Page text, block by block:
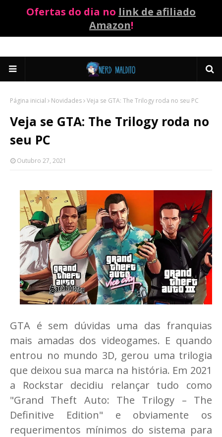
Ofertas do dia no link de afiliado
Amazon!
Página inicial Novidades Veja se GTA: The Trilogy roda no seu PC
Veja se GTA: The Trilogy roda no
seu PC
Outubro 27, 2021
GTA é sem dúvidas uma das franquias
mais amadas dos videogames. E quando
entrou no mundo 3D, gerou uma trilogia
que deixou sua marca na história. Em 2021
a Rockstar decidiu relançar tudo como
"Grand Theft Auto: The Trilogy – The
Definitive Edition" e obviamente os
requerimentos mínimos do sistema para